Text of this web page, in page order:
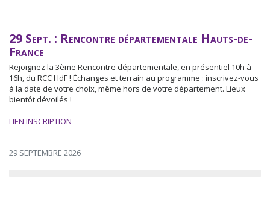
29 Sept. : Rencontre départementale Hauts-de-
France
Rejoignez la 3ème Rencontre départementale, en présentiel 10h à
16h, du RCC HdF ! Échanges et terrain au programme : inscrivez-vous
à la date de votre choix, même hors de votre département. Lieux
bientôt dévoilés !
LIEN INSCRIPTION
29 SEPTEMBRE 2026